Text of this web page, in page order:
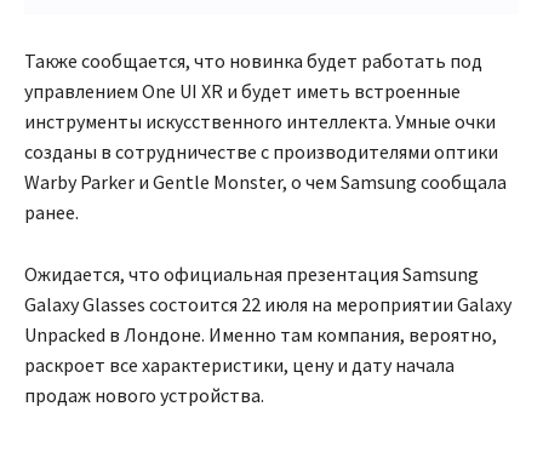
Также сообщается, что новинка будет работать под
управлением One UI XR и будет иметь встроенные
инструменты искусственного интеллекта. Умные очки
созданы в сотрудничестве с производителями оптики
Warby Parker и Gentle Monster, о чем Samsung сообщала
ранее.
Ожидается, что официальная презентация Samsung
Galaxy Glasses состоится 22 июля на мероприятии Galaxy
Unpacked в Лондоне. Именно там компания, вероятно,
раскроет все характеристики, цену и дату начала
продаж нового устройства.